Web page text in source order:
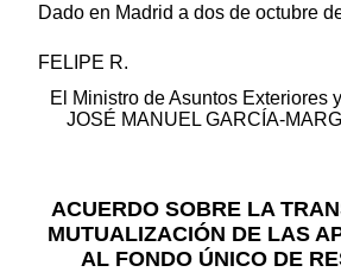
Dado en Madrid a dos de octubre
FELIPE R.
El Ministro de Asuntos Exteriores
JOSÉ MANUEL GARCÍA-
ACUERDO SOBRE LA
MUTUALIZACIÓN DE LAS
AL FONDO ÚNICO DE